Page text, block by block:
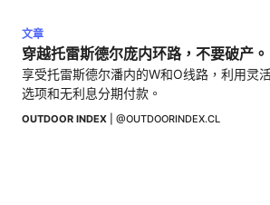
文章
穿越托雷斯德尔庞内环路，不要破产。
享受托雷斯德尔潘内的W和O线路，利用灵
选项和无利息分期付款。
OUTDOOR INDEX @OUTDOORINDEX.CL